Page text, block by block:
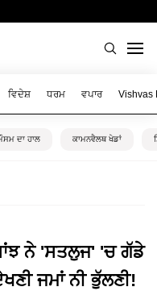
ਵਿਦੇਸ਼ ਧਰਮ ਵਪਾਰ Vishvas
ਦਾ ਹਾਲ ਕਾਮਨਵੈਲਥ ਖੇਡਾਂ
ਨੇ 'ਸਤਲੁਜ' 'ਚ ਗੱਡੇ
ਜਮਾਂ ਨੀ ਭੁੱਲਣੀ!